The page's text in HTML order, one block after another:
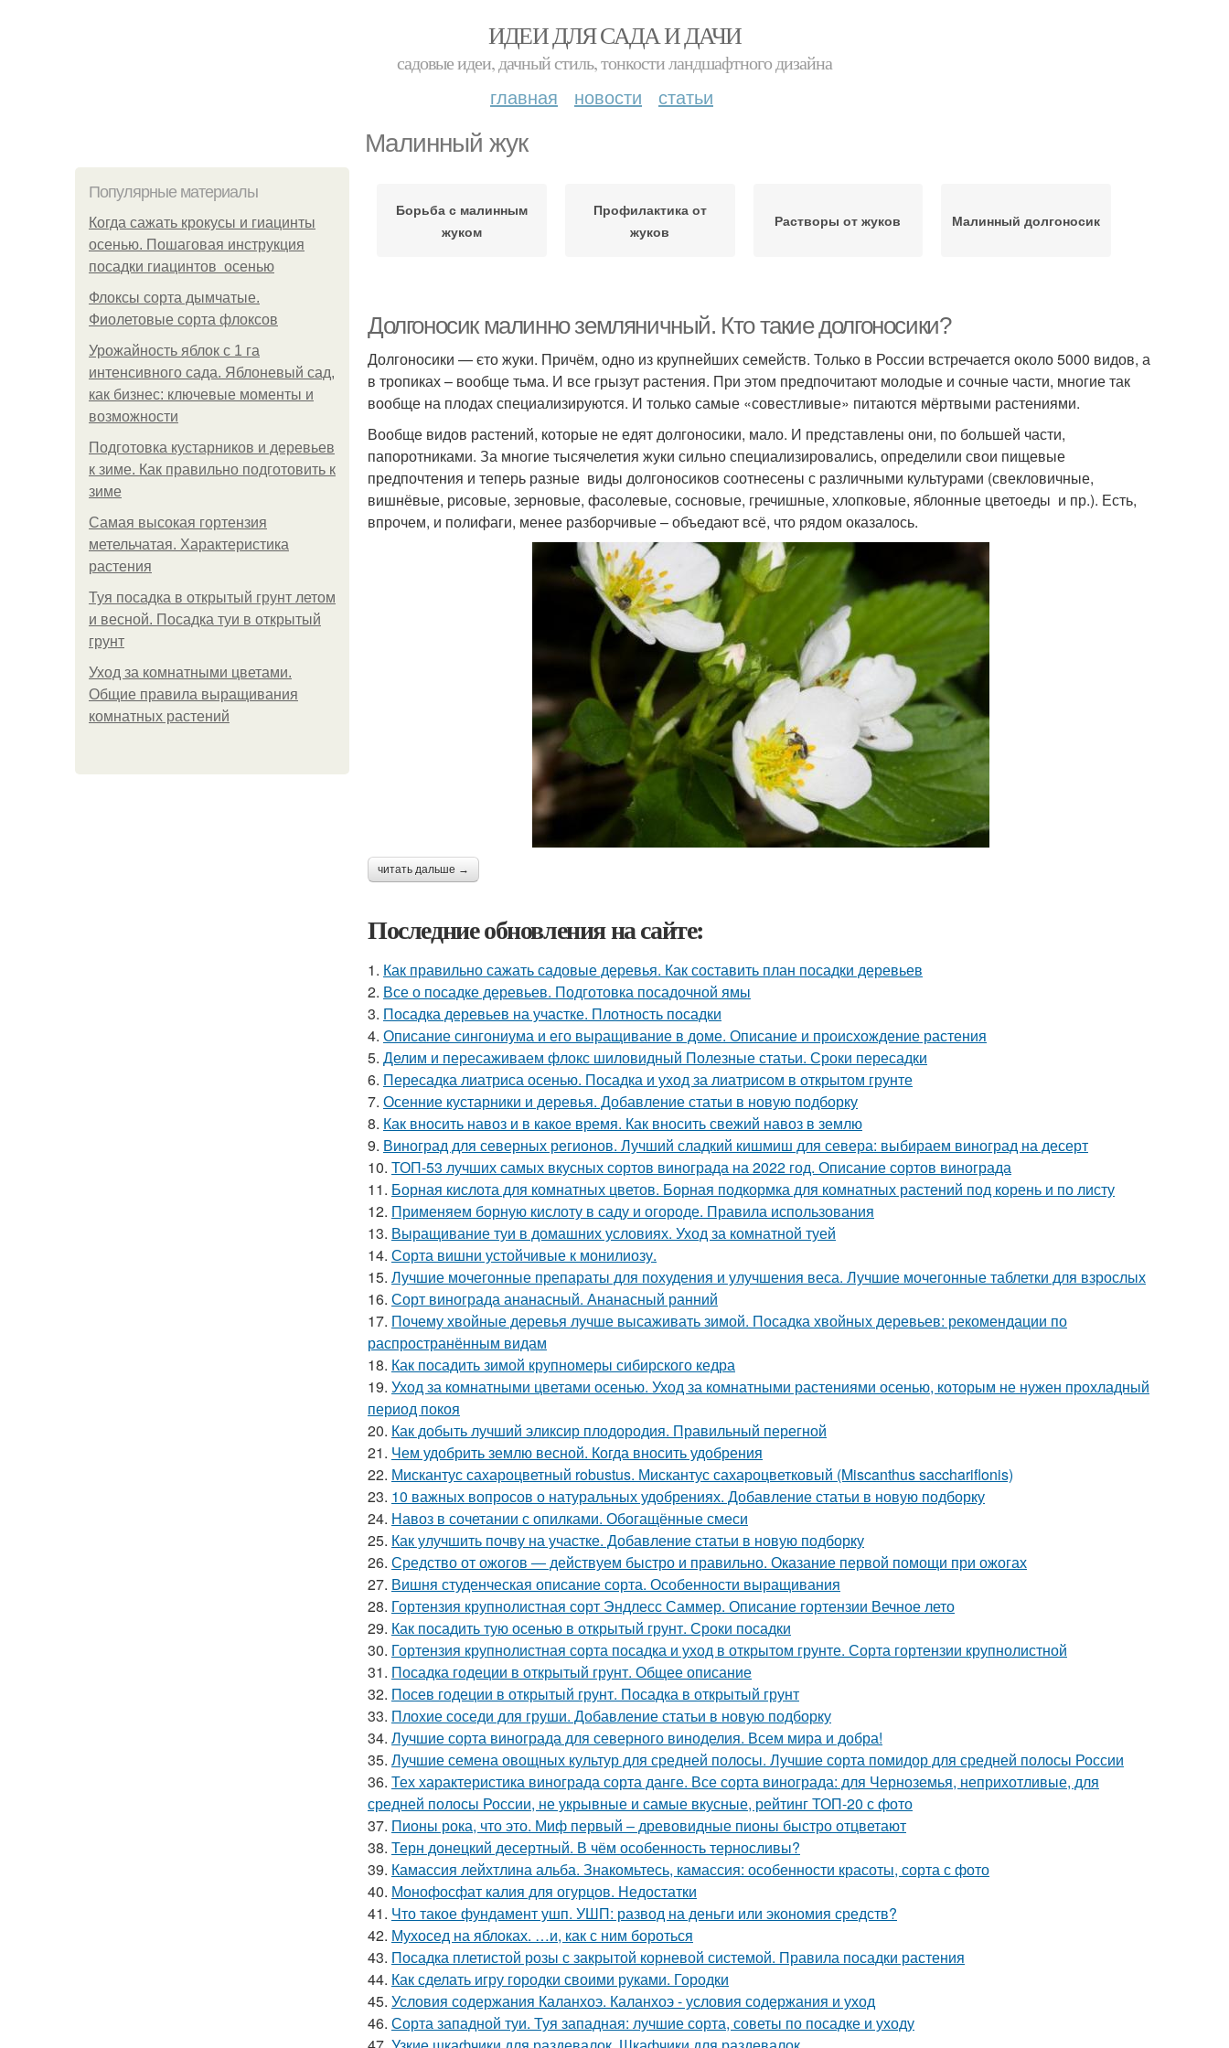
ИДЕИ ДЛЯ САДА И ДАЧИ
садовые идеи, дачный стиль, тонкости ландшафтного дизайна
главная новости статьи
Малинный жук
Популярные материалы
Когда сажать крокусы и гиацинты
осенью. Пошаговая инструкция
посадки гиацинтов осенью
Флоксы сорта дымчатые.
Фиолетовые сорта флоксов
Урожайность яблок с 1 га
интенсивного сада. Яблоневый сад,
как бизнес: ключевые моменты и
возможности
Подготовка кустарников и деревьев
к зиме. Как правильно подготовить к
зиме
Самая высокая гортензия
метельчатая. Характеристика
растения
Туя посадка в открытый грунт летом
и весной. Посадка туи в открытый
грунт
Уход за комнатными цветами.
Общие правила выращивания
комнатных растений
Борьба с малинным
жуком
Профилактика от
жуков
Растворы от жуков Малинный долгоносик
Долгоносик малинно земляничный. Кто такие долгоносики?
Долгоносики — єто жуки. Причём, одно из крупнейших семейств. Только в России встречается около 5000 видов, а
в тропиках – вообще тьма. И все грызут растения. При этом предпочитают молодые и сочные части, многие так
вообще на плодах специализируются. И только самые «совестливые» питаются мёртвыми растениями.
Вообще видов растений, которые не едят долгоносики, мало. И представлены они, по большей части,
папоротниками. За многие тысячелетия жуки сильно специализировались, определили свои пищевые
предпочтения и теперь разные виды долгоносиков соотнесены с различными культурами (свекловичные,
вишнёвые, рисовые, зерновые, фасолевые, сосновые, гречишные, хлопковые, яблонные цветоеды и пр.). Есть,
впрочем, и полифаги, менее разборчивые – объедают всё, что рядом оказалось.
читать дальше →
Последние обновления на сайте:
1. Как правильно сажать садовые деревья. Как составить план посадки деревьев
2. Все о посадке деревьев. Подготовка посадочной ямы
3. Посадка деревьев на участке. Плотность посадки
4. Описание сингониума и его выращивание в доме. Описание и происхождение растения
5. Делим и пересаживаем флокс шиловидный Полезные статьи. Сроки пересадки
6. Пересадка лиатриса осенью. Посадка и уход за лиатрисом в открытом грунте
7. Осенние кустарники и деревья. Добавление статьи в новую подборку
8. Как вносить навоз и в какое время. Как вносить свежий навоз в землю
9. Виноград для северных регионов. Лучший сладкий кишмиш для севера: выбираем виноград на десерт
10. ТОП-53 лучших самых вкусных сортов винограда на 2022 год. Описание сортов винограда
11. Борная кислота для комнатных цветов. Борная подкормка для комнатных растений под корень и по листу
12. Применяем борную кислоту в саду и огороде. Правила использования
13. Выращивание туи в домашних условиях. Уход за комнатной туей
14. Сорта вишни устойчивые к монилиозу.
15. Лучшие мочегонные препараты для похудения и улучшения веса. Лучшие мочегонные таблетки для взрослых
16. Сорт винограда ананасный. Ананасный ранний
17. Почему хвойные деревья лучше высаживать зимой. Посадка хвойных деревьев: рекомендации по
распространённым видам
18. Как посадить зимой крупномеры сибирского кедра
19. Уход за комнатными цветами осенью. Уход за комнатными растениями осенью, которым не нужен прохладный
период покоя
20. Как добыть лучший эликсир плодородия. Правильный перегной
21. Чем удобрить землю весной. Когда вносить удобрения
22. Мискантус сахароцветный robustus. Мискантус сахароцветковый (Miscanthus sacchariflonis)
23. 10 важных вопросов о натуральных удобрениях. Добавление статьи в новую подборку
24. Навоз в сочетании с опилками. Обогащённые смеси
25. Как улучшить почву на участке. Добавление статьи в новую подборку
26. Средство от ожогов ― действуем быстро и правильно. Оказание первой помощи при ожогах
27. Вишня студенческая описание сорта. Особенности выращивания
28. Гортензия крупнолистная сорт Эндлесс Саммер. Описание гортензии Вечное лето
29. Как посадить тую осенью в открытый грунт. Сроки посадки
30. Гортензия крупнолистная сорта посадка и уход в открытом грунте. Сорта гортензии крупнолистной
31. Посадка годеции в открытый грунт. Общее описание
32. Посев годеции в открытый грунт. Посадка в открытый грунт
33. Плохие соседи для груши. Добавление статьи в новую подборку
34. Лучшие сорта винограда для северного виноделия. Всем мира и добра!
35. Лучшие семена овощных культур для средней полосы. Лучшие сорта помидор для средней полосы России
36. Тех характеристика винограда сорта данге. Все сорта винограда: для Черноземья, неприхотливые, для
средней полосы России, не укрывные и самые вкусные, рейтинг ТОП-20 с фото
37. Пионы рока, что это. Миф первый – древовидные пионы быстро отцветают
38. Терн донецкий десертный. В чём особенность терносливы?
39. Камассия лейхтлина альба. Знакомьтесь, камассия: особенности красоты, сорта с фото
40. Монофосфат калия для огурцов. Недостатки
41. Что такое фундамент ушп. УШП: развод на деньги или экономия средств?
42. Мухосед на яблоках. …и, как с ним бороться
43. Посадка плетистой розы с закрытой корневой системой. Правила посадки растения
44. Как сделать игру городки своими руками. Городки
45. Условия содержания Каланхоэ. Каланхоэ - условия содержания и уход
46. Сорта западной туи. Туя западная: лучшие сорта, советы по посадке и уходу